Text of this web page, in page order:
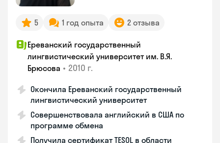
5 1 год опыта 2 отзыва
Ереванский государственный
лингвистический университет им. В.Я.
Брюсова • 2010 г.
Окончила Ереванский государственный
лингвистический университет
Совершенствовала английский в США по
программе обмена
Получила сертификат TESOL в области